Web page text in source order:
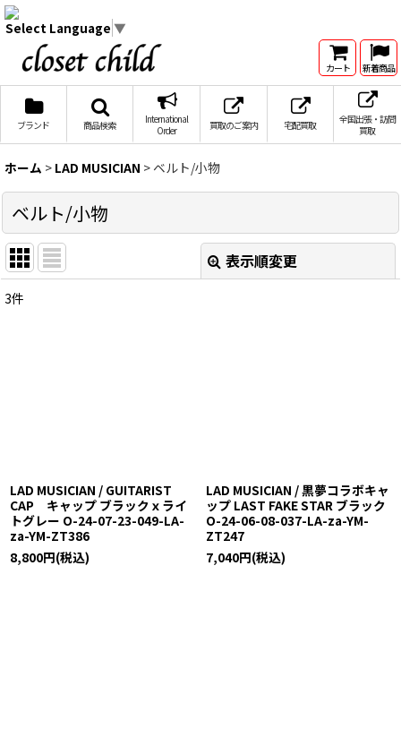
Select Language ▼
カート 新着商品
ブランド 商品検索
International
Order
買取のご案内 宅配買取
全国出張・訪問
買取
ホーム > LAD MUSICIAN > ベルト/小物
ベルト/小物
表示順変更
3件
LAD MUSICIAN / GUITARIST
CAP キャップ ブラックｘライ
トグレー O-24-07-23-049-LA-
za-YM-ZT386
8,800円(税込)
LAD MUSICIAN / 黒夢コラボキャ
ップ LAST FAKE STAR ブラック
O-24-06-08-037-LA-za-YM-
ZT247
7,040円(税込)